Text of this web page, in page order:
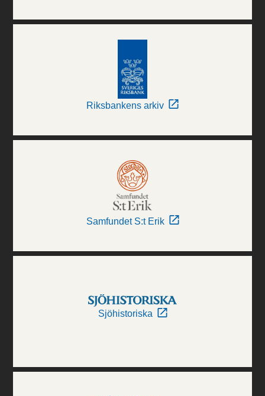
Riksbankens arkiv
Samfundet S:t Erik
Sjöhistoriska